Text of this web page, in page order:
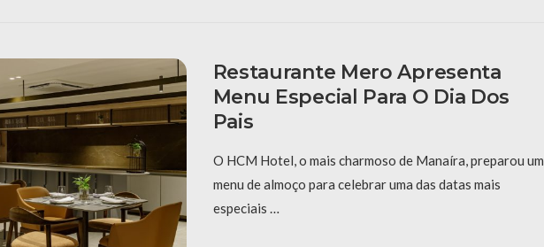
Restaurante Mero Apresenta
Menu Especial Para O Dia Dos
Pais
O HCM Hotel, o mais charmoso de Manaíra, preparou um
menu de almoço para celebrar uma das datas mais
especiais …